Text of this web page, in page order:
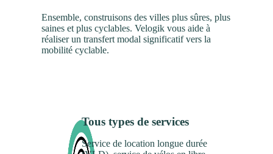
Ensemble, construisons des villes plus sûres, plus
saines et plus cyclables. Velogik vous aide à
réaliser un transfert modal significatif vers la
mobilité cyclable.
Tous types de services
Service de location longue durée